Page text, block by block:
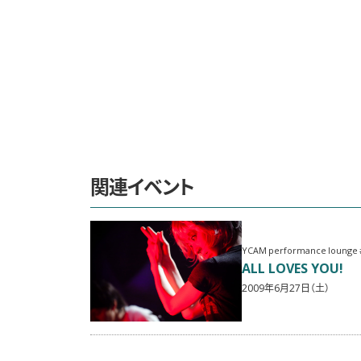
関連イベント
YCAM performance lounge
ALL LOVES YOU!
2009年6月27日（土）